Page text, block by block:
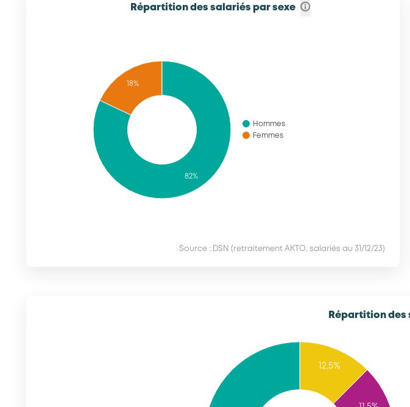
Répartition des salariés par sexe
Hommes
Femmes
18%
82%
Source : DSN (retraitement AKTO, salariés au 31/12/23)
Répartition des
12,5%